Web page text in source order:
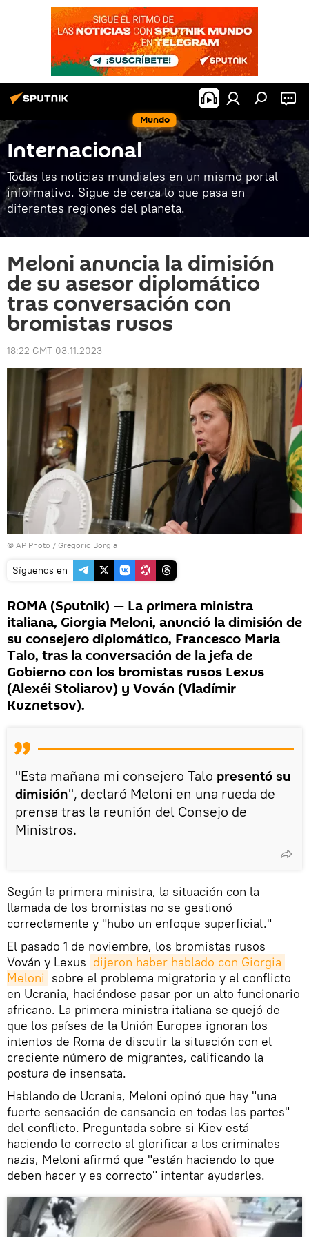
Mundo
Internacional
Todas las noticias mundiales en un mismo portal
informativo. Sigue de cerca lo que pasa en
diferentes regiones del planeta.
Meloni anuncia la dimisión
de su asesor diplomático
tras conversación con
bromistas rusos
18:22 GMT 03.11.2023
© AP Photo / Gregorio Borgia
Síguenos en
ROMA (Sputnik) — La primera ministra
italiana, Giorgia Meloni, anunció la dimisión de
su consejero diplomático, Francesco Maria
Talo, tras la conversación de la jefa de
Gobierno con los bromistas rusos Lexus
(Alexéi Stoliarov) y Vován (Vladímir
Kuznetsov).
"Esta mañana mi consejero Talo presentó su
dimisión", declaró Meloni en una rueda de
prensa tras la reunión del Consejo de
Ministros.
Según la primera ministra, la situación con la
llamada de los bromistas no se gestionó
correctamente y "hubo un enfoque superficial."
El pasado 1 de noviembre, los bromistas rusos
Vován y Lexus dijeron haber hablado con Giorgia
Meloni sobre el problema migratorio y el conflicto
en Ucrania, haciéndose pasar por un alto funcionario
africano. La primera ministra italiana se quejó de
que los países de la Unión Europea ignoran los
intentos de Roma de discutir la situación con el
creciente número de migrantes, calificando la
postura de insensata.
Hablando de Ucrania, Meloni opinó que hay "una
fuerte sensación de cansancio en todas las partes"
del conflicto. Preguntada sobre si Kiev está
haciendo lo correcto al glorificar a los criminales
nazis, Meloni afirmó que "están haciendo lo que
deben hacer y es correcto" intentar ayudarles.